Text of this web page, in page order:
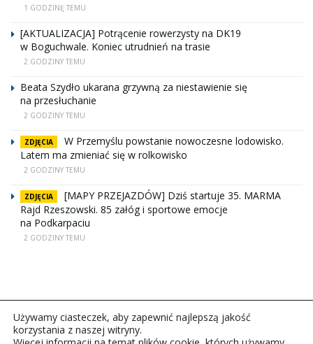
1 GODZINĘ TEMU
[AKTUALIZACJA] Potrącenie rowerzysty na DK19
w Boguchwale. Koniec utrudnień na trasie
2 GODZINY TEMU
Beata Szydło ukarana grzywną za niestawienie się
na przesłuchanie
2 GODZINY TEMU
ZDJĘCIA
W Przemyślu powstanie nowoczesne lodowisko.
Latem ma zmieniać się w rolkowisko
2 GODZINY TEMU
ZDJĘCIA
[MAPY PRZEJAZDÓW] Dziś startuje 35. MARMA
Rajd Rzeszowski. 85 załóg i sportowe emocje
na Podkarpaciu
2 GODZINY TEMU
Używamy ciasteczek, aby zapewnić najlepszą jakość
korzystania z naszej witryny.